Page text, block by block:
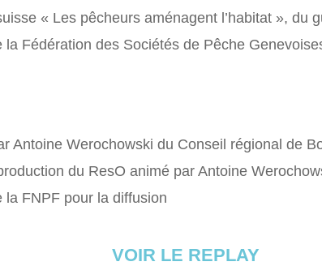
« Les pêcheurs aménagent l’habitat », du
la Fédération des Sociétés de Pêche
Antoine Werochowski du Conseil régional de
du ResO ​​animé par Antoine
FNPF pour la diffusion
VOIR LE REPLAY